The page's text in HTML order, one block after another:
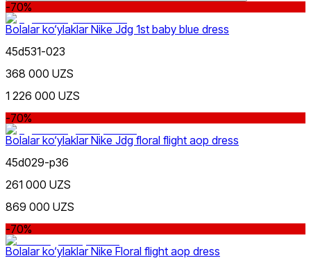
Yashil
gacha
-70%
Bolalar ko‘ylaklar Nike Jdg 1st baby blue dress
45d531-023
368 000 UZS
1 226 000 UZS
-70%
Bolalar ko‘ylaklar Nike Jdg floral flight aop dress
45d029-p36
261 000 UZS
869 000 UZS
-70%
Bolalar ko‘ylaklar Nike Floral flight aop dress